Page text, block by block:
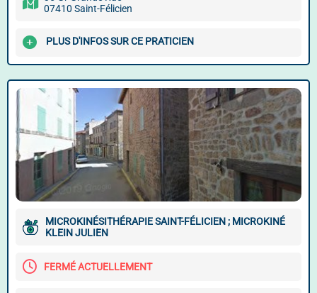
07410 Saint-Félicien
PLUS D'INFOS SUR CE PRATICIEN
MICROKINÉSITHÉRAPIE SAINT-FÉLICIEN ; MICROKINÉ
KLEIN JULIEN
FERMÉ ACTUELLEMENT